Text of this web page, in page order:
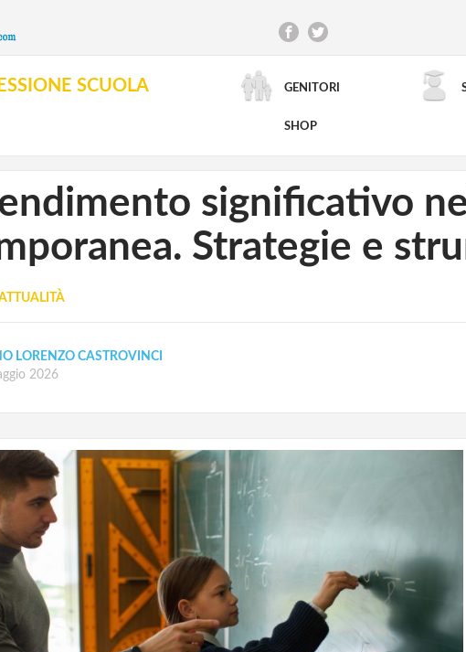
SCUOLA GENITORI
SHOP
RICERCA AVANZATA
significativo
Strategie e
LORENZO CASTROVINCI
2026